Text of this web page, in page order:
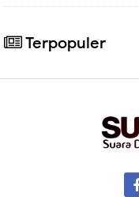
Terpopuler